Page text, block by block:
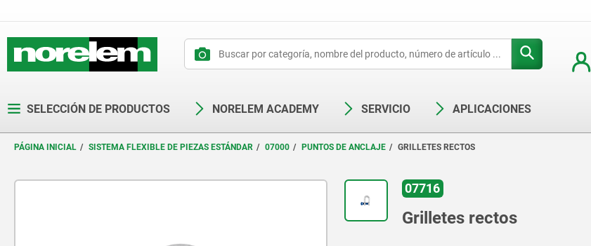
SELECCIÓN DE PRODUCTOS NORELEM ACADEMY SERVICIO APLICACIONES
PÁGINA INICIAL SISTEMA FLEXIBLE DE PIEZAS ESTÁNDAR 07000 PUNTOS DE ANCLAJE GRILLETES RECTOS
07716
Grilletes rectos